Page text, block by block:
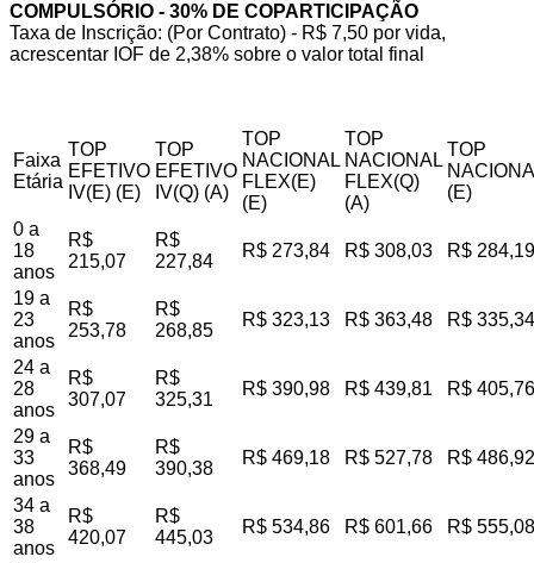
COMPULSÓRIO - 30% DE COPARTICIPAÇÃO
Taxa de Inscrição: (Por Contrato) - R$ 7,50 por vida,
acrescentar IOF de 2,38% sobre o valor total final
Faixa
Etária
TOP
EFETIVO
IV(E) (E)
TOP
EFETIVO
IV(Q) (A)
TOP
NACIONAL
FLEX(E)
(E)
TOP
NACIONAL
FLEX(Q)
(A)
TOP
(E)
0 a
18
anos
R$
215,07
R$
227,84
R$ 273,84 R$ 308,03 R$ 284,19
19 a
23
anos
R$
253,78
R$
268,85
R$ 323,13 R$ 363,48 R$ 335,34
24 a
28
anos
R$
307,07
R$
325,31
R$ 390,98 R$ 439,81 R$ 405,76
29 a
33
anos
R$
368,49
R$
390,38
R$ 469,18 R$ 527,78 R$ 486,92
34 a
38
anos
R$
420,07
R$
445,03
R$ 534,86 R$ 601,66 R$ 555,08